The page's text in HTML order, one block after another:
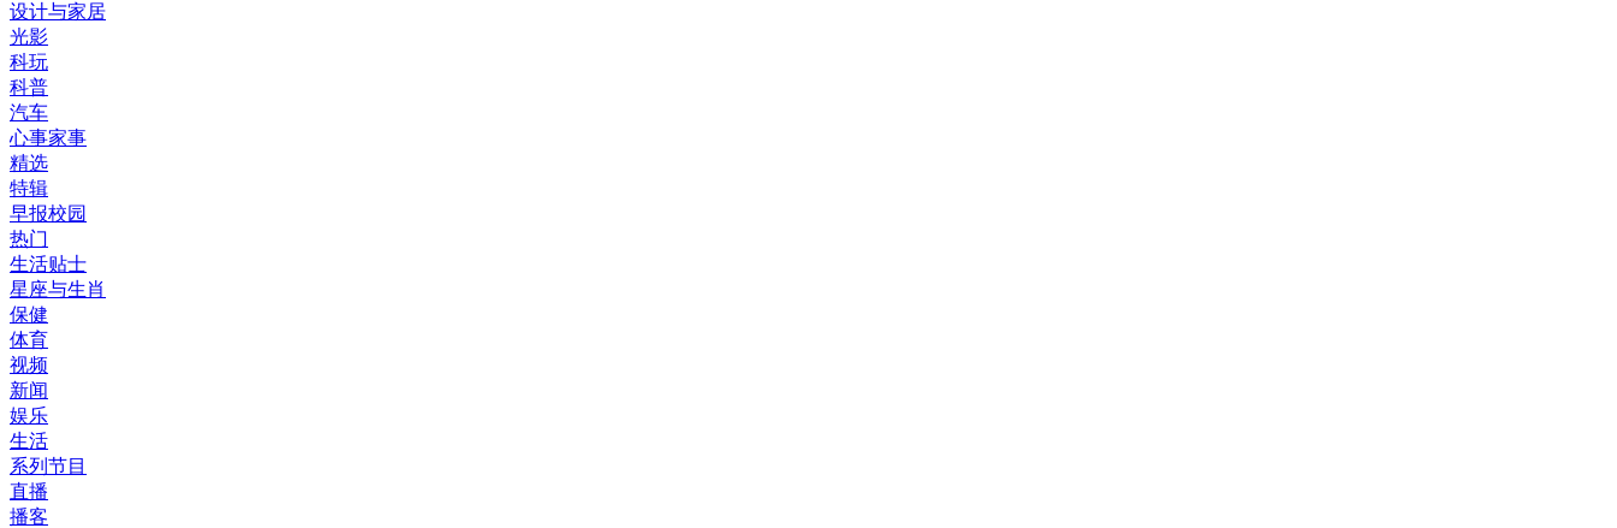
设计与家居
光影
科玩
科普
汽车
心事家事
精选
特辑
早报校园
热门
生活贴士
星座与生肖
保健
体育
视频
新闻
娱乐
生活
系列节目
直播
播客